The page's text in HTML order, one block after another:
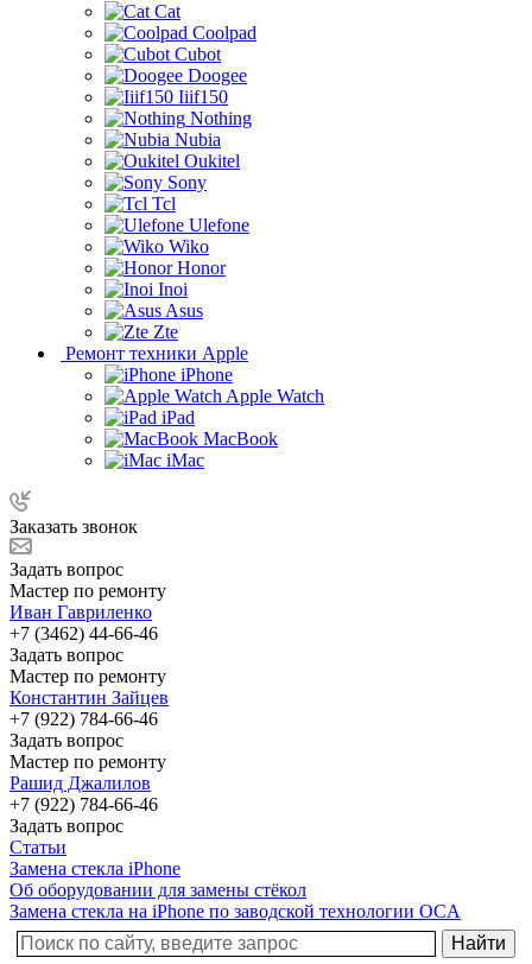
Cat
Coolpad
Cubot
Doogee
Iiif150
Nothing
Nubia
Oukitel
Sony
Tcl
Ulefone
Wiko
Honor
Inoi
Asus
Zte
Ремонт техники Apple
iPhone
Apple Watch
iPad
MacBook
iMac
Заказать звонок
Задать вопрос
Мастер по ремонту
Иван Гавриленко
+7 (3462) 44-66-46
Задать вопрос
Мастер по ремонту
Константин Зайцев
+7 (922) 784-66-46
Задать вопрос
Мастер по ремонту
Рашид Джалилов
+7 (922) 784-66-46
Задать вопрос
Статьи
Замена стекла iPhone
Об оборудовании для замены стёкол
Замена стекла на iPhone по заводской технологии OCA